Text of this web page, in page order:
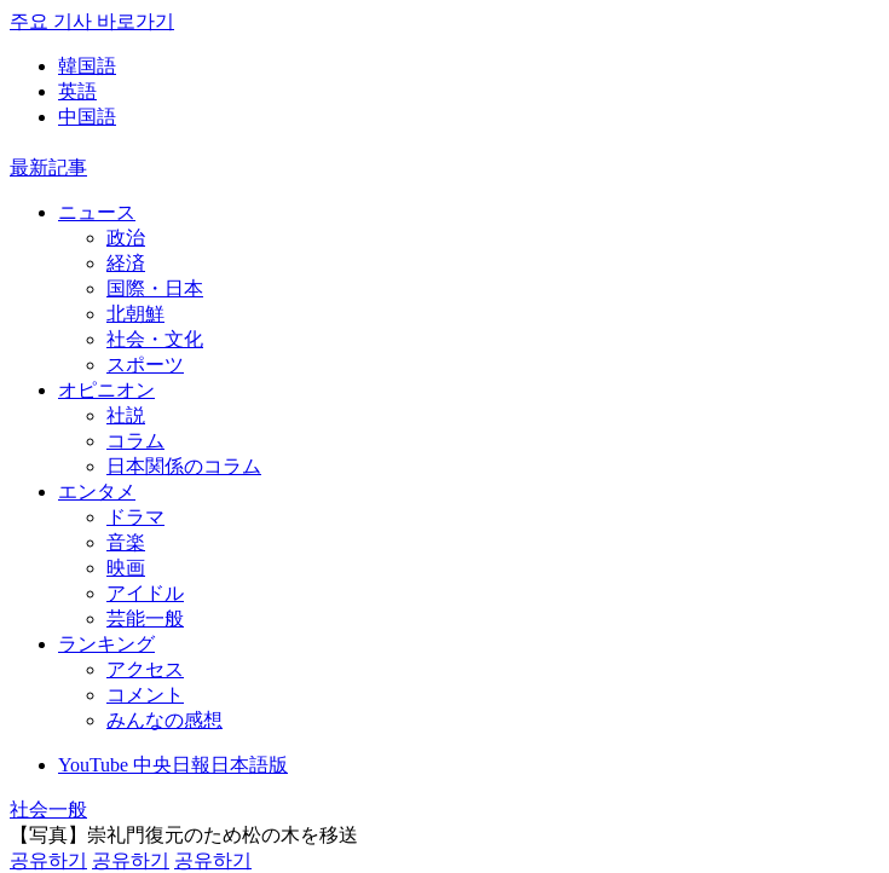
주요 기사 바로가기
韓国語
英語
中国語
最新記事
ニュース
政治
経済
国際・日本
北朝鮮
社会・文化
スポーツ
オピニオン
社説
コラム
日本関係のコラム
エンタメ
ドラマ
音楽
映画
アイドル
芸能一般
ランキング
アクセス
コメント
みんなの感想
YouTube 中央日報日本語版
社会一般
【写真】崇礼門復元のため松の木を移送
공유하기
공유하기
공유하기